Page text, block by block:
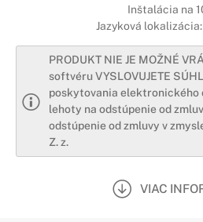
Inštalácia na
Jazyková
PRODUKT NIE JE MOŽNÉ
softvéru VYSLOVUJETE
poskytovania elektronického
lehoty na odstúpenie od
odstúpenie od zmluvy v
Z. z.
VIAC